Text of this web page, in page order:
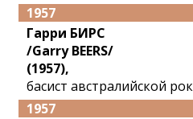
1957
Гарри БИРС
/Garry BEERS/
(1957),
басист австралийской
1957